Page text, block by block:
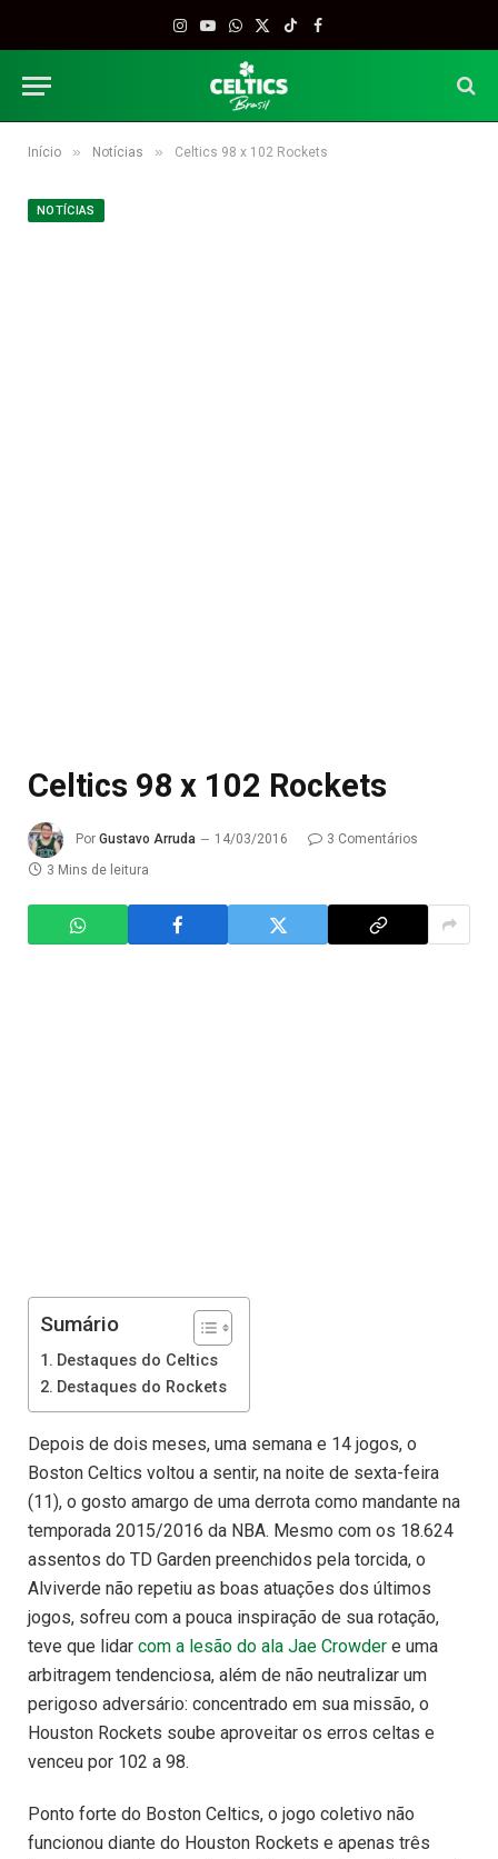
Instagram
YouTube
WhatsApp
X
TikTokFacebook
Início » Notícias » Celtics 98 x 102 Rockets
NOTÍCIAS
Celtics 98 x 102 Rockets
Por Gustavo Arruda 14/03/2016
3 Comentários
3 Mins de leitura
Sumário
Destaques do Celtics
Destaques do Rockets
Depois de dois meses, uma semana e 14 jogos, o
Boston Celtics voltou a sentir, na noite de sexta-feira
(11), o gosto amargo de uma derrota como mandante na
temporada 2015/2016 da NBA. Mesmo com os 18.624
assentos do TD Garden preenchidos pela torcida, o
Alviverde não repetiu as boas atuações dos últimos
jogos, sofreu com a pouca inspiração de sua rotação,
teve que lidar com a lesão do ala Jae Crowder e uma
arbitragem tendenciosa, além de não neutralizar um
perigoso adversário: concentrado em sua missão, o
Houston Rockets soube aproveitar os erros celtas e
venceu por 102 a 98.
Ponto forte do Boston Celtics, o jogo coletivo não
funcionou diante do Houston Rockets e apenas três